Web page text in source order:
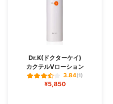
Dr.K(ドクターケイ)
カクテルVローション
3.84(1)
¥5,850